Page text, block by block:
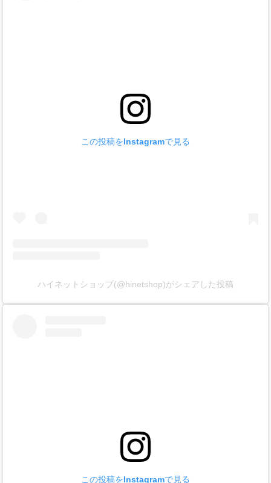
この投稿をInstagramで見る
ハイネットショップ(@hinetshop)がシェアした投稿
この投稿をInstagramで見る